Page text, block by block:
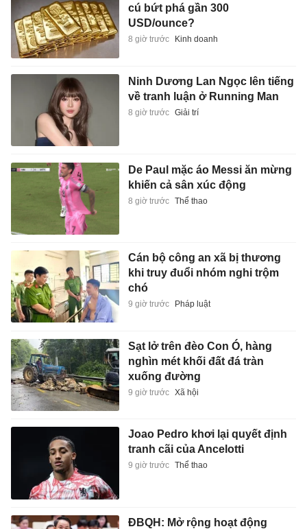
cú bứt phá gần 300
USD/ounce?
8 giờ trước Kinh doanh
Ninh Dương Lan Ngọc lên tiếng
về tranh luận ở Running Man
8 giờ trước Giải trí
De Paul mặc áo Messi ăn mừng
khiến cả sân xúc động
8 giờ trước Thể thao
Cán bộ công an xã bị thương
khi truy đuổi nhóm nghi trộm
chó
9 giờ trước Pháp luật
Sạt lở trên đèo Con Ó, hàng
nghìn mét khối đất đá tràn
xuống đường
9 giờ trước Xã hội
Joao Pedro khơi lại quyết định
tranh cãi của Ancelotti
9 giờ trước Thể thao
ĐBQH: Mở rộng hoạt động